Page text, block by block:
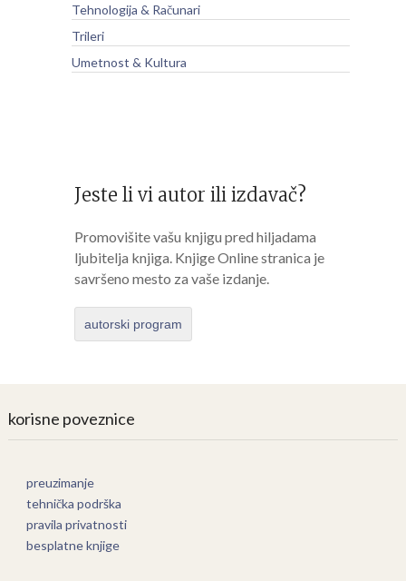
Tehnologija & Računari
Trileri
Umetnost & Kultura
Jeste li vi autor ili izdavač?
Promovišite vašu knjigu pred hiljadama
ljubitelja knjiga. Knjige Online stranica je
savršeno mesto za vaše izdanje.
autorski program
korisne poveznice
preuzimanje
tehnička podrška
pravila privatnosti
besplatne knjige